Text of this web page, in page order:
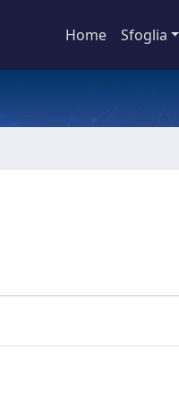
Home Sfoglia